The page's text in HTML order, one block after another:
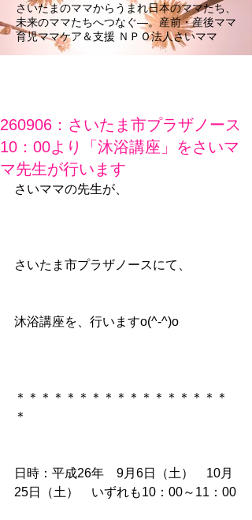
さいたまのママからうまれ日本のママたち、
未来のママたちへつなぐ―。産前・産後ママ
育児ママケア＆支援 ＮＰＯ法人さいママ
260906：さいたま市プラザノース
10：00より「沐浴講座」をさいマ
マ先生が行います
さいママの先生が、
さいたま市プラザノースにて、
沐浴講座を、行いますo(^-^)o
＊＊＊＊＊＊＊＊＊＊＊＊＊＊＊＊＊
＊
日時：平成26年　9月6日（土）　10月
25日（土）　いずれも10：00～11：00